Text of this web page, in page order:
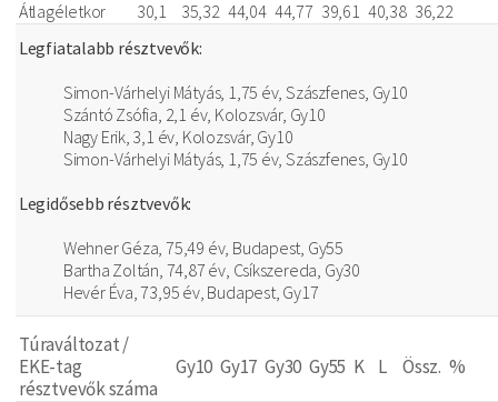
Átlagéletkor
30,1 35,32 44,04 44,77 39,61 40,38 36,22
Legfiatalabb résztvevők:
Simon-Várhelyi Mátyás, 1,75 év, Szászfenes, Gy10
Szántó Zsófia, 2,1 év, Kolozsvár, Gy10
Nagy Erik, 3,1 év, Kolozsvár, Gy10
Simon-Várhelyi Mátyás, 1,75 év, Szászfenes, Gy10
Legidősebb résztvevők:
Wehner Géza, 75,49 év, Budapest, Gy55
Bartha Zoltán, 74,87 év, Csíkszereda, Gy30
Hevér Éva, 73,95 év, Budapest, Gy17
Túraváltozat /
EKE-tag
résztvevők száma
Gy10 Gy17 Gy30 Gy55 K L Össz. %